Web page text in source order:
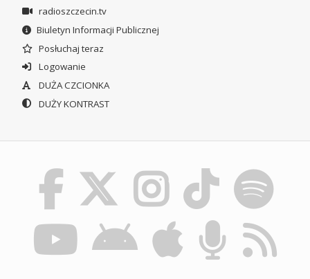
radioszczecin.tv
Biuletyn Informacji Publicznej
Posłuchaj teraz
Logowanie
DUŻA CZCIONKA
DUŻY KONTRAST